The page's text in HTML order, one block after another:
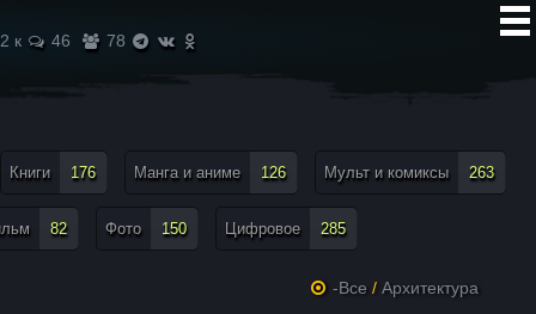
2 к 46 78
Книги 176 Манга и аниме 126 Мульт и комиксы 263
82 Фото 150 Цифровое 285
-Все / Архитектура